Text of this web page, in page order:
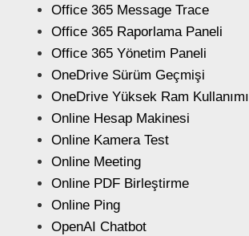
Office 365 Message Trace
Office 365 Raporlama Paneli
Office 365 Yönetim Paneli
OneDrive Sürüm Geçmişi
OneDrive Yüksek Ram Kullanımı
Online Hesap Makinesi
Online Kamera Test
Online Meeting
Online PDF Birleştirme
Online Ping
OpenAI Chatbot